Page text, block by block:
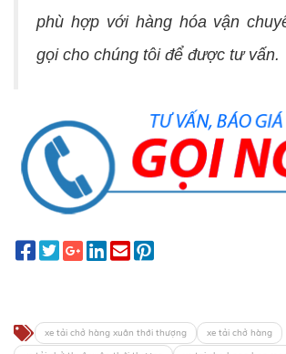
phù hợp với hàng hóa vận
gọi cho chúng tôi để được tư vấn.
xe tải chở hàng xuân thới thượng
xe tải chở hàng